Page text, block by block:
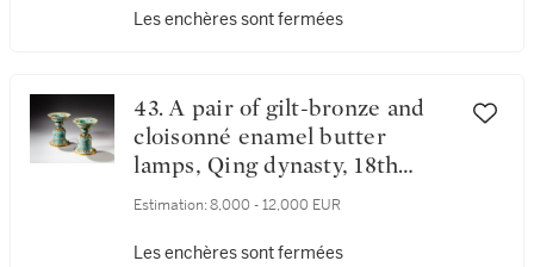
Les enchères sont fermées
43. A pair of gilt-bronze and
cloisonné enamel butter
lamps, Qing dynasty, 18th
century | 清十八世紀 銅胎掐
Estimation: 8,000 - 12,000 EUR
Les enchères sont fermées